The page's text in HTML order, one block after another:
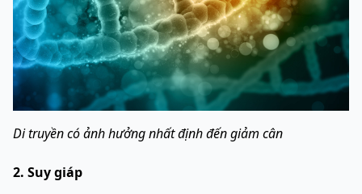
Di truyền có ảnh hưởng nhất định đến giảm cân
2. Suy giáp